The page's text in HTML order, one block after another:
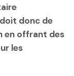
donc de
en offrant des
les